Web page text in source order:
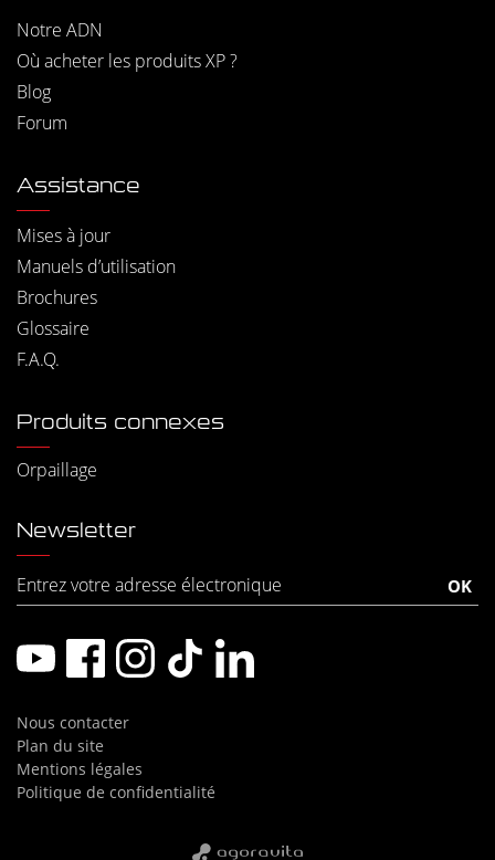
Notre ADN
Où acheter les produits XP ?
Blog
Forum
Assistance
Mises à jour
Manuels d’utilisation
Brochures
Glossaire
F.A.Q.
Produits connexes
Orpaillage
Newsletter
Nous contacter
Plan du site
Mentions légales
Politique de confidentialité